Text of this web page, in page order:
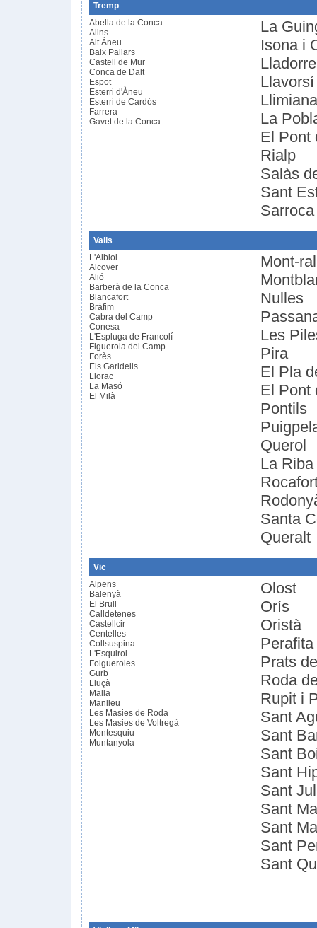
Tremp
Abella de la Conca
Alins
Alt Àneu
Baix Pallars
Castell de Mur
Conca de Dalt
Espot
Esterri d'Àneu
Esterri de Cardós
Farrera
Gavet de la Conca
La
Isona i
Lladorre
Llavorsí
Llimiana
La
El Pont
Rialp
Salàs
Sant
Valls
L'Albiol
Alcover
Alió
Barberà de la Conca
Blancafort
Bràfim
Cabra del Camp
Conesa
L'Espluga de Francolí
Figuerola del Camp
Forès
Els Garidells
Llorac
La Masó
El Milà
Mont-ral
Nulles
Les
Pira
El Pla
El Pont
Pontils
Querol
La Riba
Santa
Queralt
Vic
Alpens
Balenyà
El Brull
Calldetenes
Castellcir
Centelles
Collsuspina
L'Esquirol
Folgueroles
Gurb
Lluçà
Malla
Manlleu
Les Masies de Roda
Les Masies de Voltregà
Montesquiu
Muntanyola
Olost
Orís
Oristà
Perafita
Prats
Roda
Rupit i
Sant
Sant
Sant
Sant
Sant
Sant
Sant
Sant
Sant